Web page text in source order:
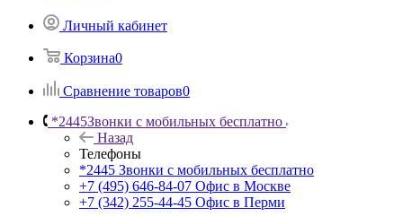
Личный кабинет
Корзина0
Сравнение товаров0
*2445Звонки с мобильных бесплатно
Назад
Телефоны
*2445 Звонки с мобильных бесплатно
+7 (495) 646-84-07 Офис в Москве
+7 (342) 255-44-45 Офис в Перми